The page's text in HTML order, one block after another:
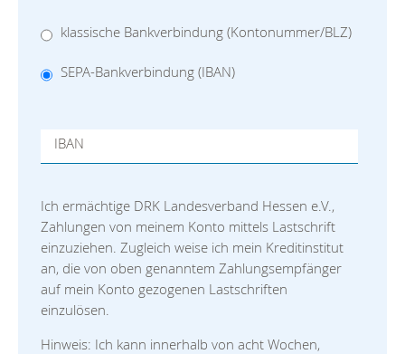
klassische Bankverbindung (Kontonummer/BLZ)
SEPA-Bankverbindung (IBAN)
IBAN
Ich ermächtige DRK Landesverband Hessen e.V.,
Zahlungen von meinem Konto mittels Lastschrift
einzuziehen. Zugleich weise ich mein Kreditinstitut
an, die von oben genanntem Zahlungsempfänger
auf mein Konto gezogenen Lastschriften
einzulösen.
Hinweis: Ich kann innerhalb von acht Wochen,